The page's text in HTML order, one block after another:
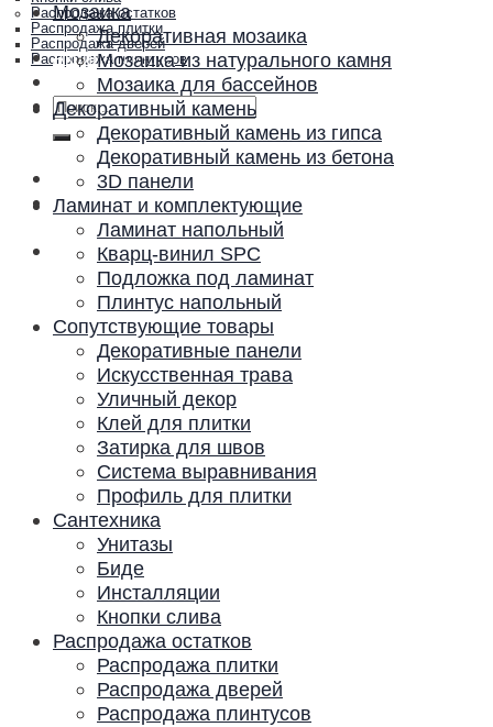
Распродажа остатков
Распродажа плитки
Распродажа дверей
Распродажа плинтусов
Акции и скидки
Контакты
Искать:
Мозаика
Декоративная мозаика
Мозаика из натурального камня
Мозаика для бассейнов
Декоративный камень
Декоративный камень из гипса
Декоративный камень из бетона
3D панели
Ламинат и комплектующие
Ламинат напольный
Кварц-винил SPC
Подложка под ламинат
Плинтус напольный
Сопутствующие товары
Декоративные панели
Искусственная трава
Уличный декор
Клей для плитки
Затирка для швов
Система выравнивания
Профиль для плитки
Сантехника
Унитазы
Биде
Инсталляции
Кнопки слива
Распродажа остатков
Распродажа плитки
Распродажа дверей
Распродажа плинтусов